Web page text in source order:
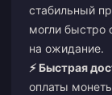
стабильный
могли быстро
на ожидание.
⚡ Быстрая
оплаты